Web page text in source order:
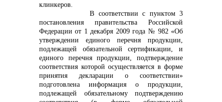
+7 (423) 234 50 50
info@vostokcement.ru
клинкеров.
В соответствии с пунктом 3
постановления правительства Российской
Федерации от 1 декабря 2009 года № 982 «Об
утверждении единого перечня продукции,
подлежащей обязательной сертификации, и
единого перечня продукции, подтверждение
соответствия которой осуществляется в форме
принятия декларации о соответствии»
подготовлена информация о продукции,
подлежащей обязательному подтверждению